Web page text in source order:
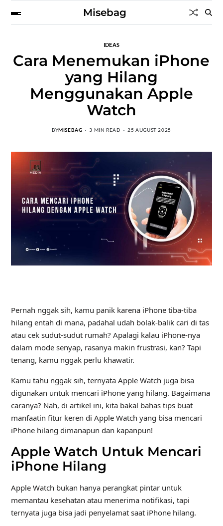
Misebag
IDEAS
Cara Menemukan iPhone
yang Hilang
Menggunakan Apple
Watch
BYMISEBAG 3 MIN READ 25 AUGUST 2025
Pernah nggak sih, kamu panik karena iPhone tiba-tiba
hilang entah di mana, padahal udah bolak-balik cari di tas
atau cek sudut-sudut rumah? Apalagi kalau iPhone-nya
dalam mode senyap, rasanya makin frustrasi, kan? Tapi
tenang, kamu nggak perlu khawatir.
Kamu tahu nggak sih, ternyata Apple Watch juga bisa
digunakan untuk mencari iPhone yang hilang. Bagaimana
caranya? Nah, di artikel ini, kita bakal bahas tips buat
manfaatin fitur keren di Apple Watch yang bisa mencari
iPhone hilang dimanapun dan kapanpun!
Apple Watch Untuk Mencari
iPhone Hilang
Apple Watch bukan hanya perangkat pintar untuk
memantau kesehatan atau menerima notifikasi, tapi
ternyata juga bisa jadi penyelamat saat iPhone hilang.